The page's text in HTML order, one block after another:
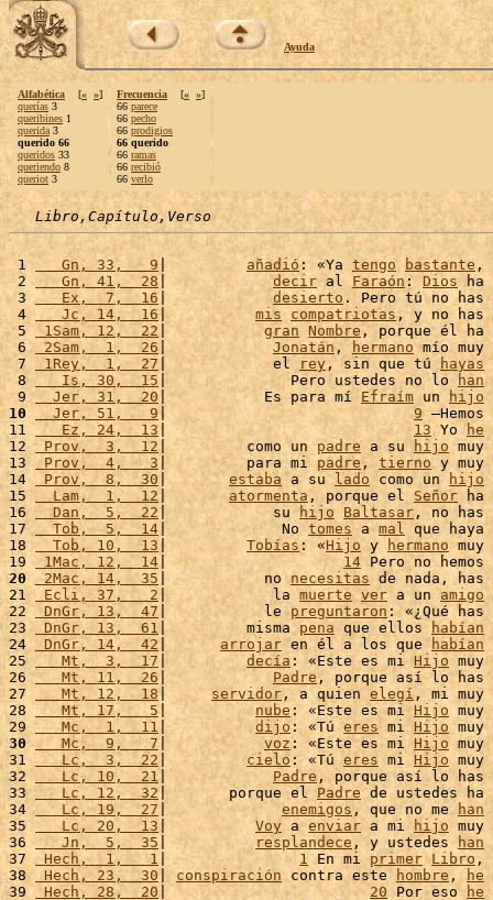
Ayuda
Alfabética [« »]
querías 3
queribines 1
querida 3
querido 66
queridos 33
queriendo 8
queriot 3
Frecuencia [« »]
66 parece
66 pecho
66 prodigios
66 querido
66 ramas
66 recibió
66 verlo
Libro,Capítulo,Verso
1
   Gn, 33,   9
| añadió: «Ya tengo bastante ,
2
   Gn, 41,  28
| decir al Faraón : Dios ha
3
   Ex,  7,  16
| desierto . Pero tú no has
4
   Jc, 14,  16
| mis compatriotas, y no has
5
1Sam, 12,  22 | gran Nombre, porque él ha
6
2Sam,  1,  26 | Jonatán, hermano mío muy
7 1Rey,  1,  27 |            el rey, sin que tú hayas
8
   Is, 30,  15
|              Pero ustedes no lo han
9
  Jer, 31,  20
|           Es para mí Efraím un hijo
10
  Jer, 51,   9
| 9 –Hemos
11
   Ez, 24,  13
| 13 Yo he
12 Prov,  3,  12 |         como un padre a su hijo muy
13
Prov,  4,   3|         para mi padre, tierno y muy
14 Prov,  8,  30 | estaba a su lado como un hijo
15
  Lam,  1,  12
| atormenta , porque el Señor ha
16
  Dan,  5,  22
|            su hijo Baltasar , no has
17
  Tob,  5,  14
|             No tomes a mal que haya
18
  Tob, 10,  13
| Tobías: «Hijo y hermano muy
19 1Mac, 12,  14 | 14 Pero no hemos
20
2Mac, 14,  35 |           no necesitas de nada, has
21
Ecli, 37,   2|            la muerte ver a un amigo
22
DnGr, 13,  47|           le preguntaron : «¿Qué has
23 DnGr, 13,  61 |         misma pena que ellos
habían
24 DnGr, 14,  42 | arrojar en él a los que habían
25
   Mt,  3,  17
| decía : «Este es mi Hijo muy
26
   Mt, 11,  26
| Padre, porque así lo has
27
   Mt, 12,  18
| servidor , a quien elegí , mi muy
28
   Mt, 17,   5
| nube : «Este es mi Hijo muy
29
   Mc,  1,  11
| dijo : «Tú eres mi Hijo muy
30
   Mc,  9,   7
| voz : «Este es mi Hijo muy
31
   Lc,  3,  22
| cielo : «Tú eres mi Hijo muy
32
   Lc, 10,  21
| Padre , porque así lo has
33
   Lc, 12,  32
|       porque el Padre de ustedes ha
34
   Lc, 19,  27
| enemigos , que no me han
35
   Lc, 20,  13
| Voy a enviar a mi hijo muy
36
   Jn,  5,  35
| resplandece , y ustedes han
37 Hech,  1,   1 | 1 En mi primer Libro ,
38
Hech, 23,  30| conspiración contra este hombre , he
39 Hech, 28,  20| 20 Por eso he